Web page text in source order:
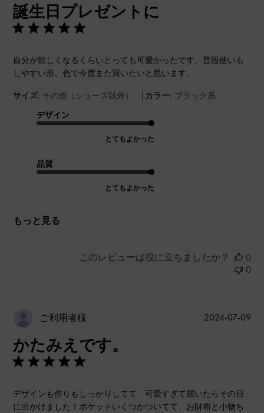
誕生日プレゼントに
自分が欲しくなるくらいとっても可愛かったです。普段使いも
しやすい形、色で今度また買いたいと思います。
サイズ: その他（シューズ以外） | カラー: ブラック系
デザイン
とてもよかった
品質
とてもよかった
もっと見る
このレビューは役に立ちましたか？
0
0
ご利用者様
かたみえです。
デザインも作りもしっかりしてて、可愛すぎて届いたらその日
に出かけました！ポケットいくつかついてて、お財布と小物ち
公
2024-07-09